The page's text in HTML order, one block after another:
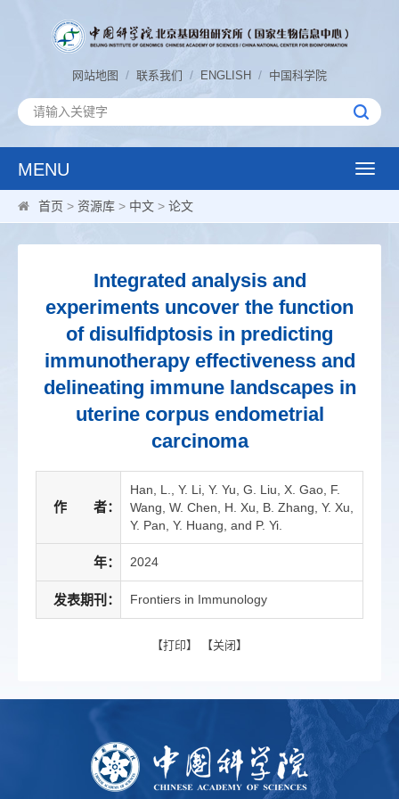
网站地图 / 联系我们 / ENGLISH / 中国科学院
MENU
Toggle
首页 > 资源库 > 中文 > 论文
Integrated analysis and
experiments uncover the function
of disulfidptosis in predicting
immunotherapy effectiveness and
delineating immune landscapes in
uterine corpus endometrial
carcinoma
作 者：
Han, L., Y. Li, Y. Yu, G. Liu, X. Gao, F.
Wang, W. Chen, H. Xu, B. Zhang, Y. Xu,
Y. Pan, Y. Huang, and P. Yi.
年： 2024
发表期刊： Frontiers in Immunology
【打印】 【关闭 】